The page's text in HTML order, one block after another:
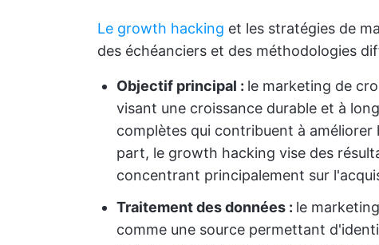
Le growth hacking et les stratégies de
des échéanciers et des méthodologies
Objectif principal : le marketing de
visant une croissance durable et à
complètes qui contribuent à
part, le growth hacking vise des
concentrant principalement sur
Traitement des données : le
comme une source permettant